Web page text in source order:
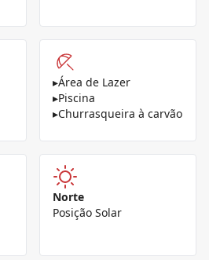
▸Área de Lazer
▸Piscina
▸Churrasqueira à carvão
Norte
Posição Solar